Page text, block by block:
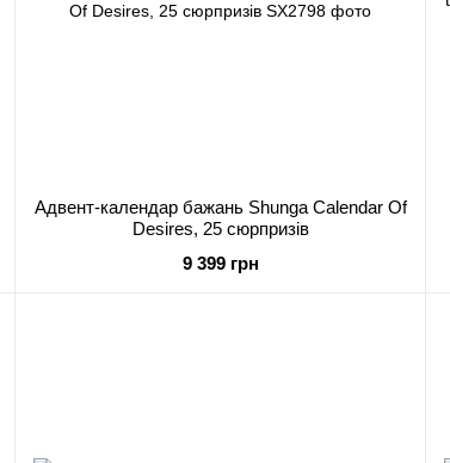
Адвент-календар бажань Shunga Calendar Of
Desires, 25 сюрпризів
9 399 грн